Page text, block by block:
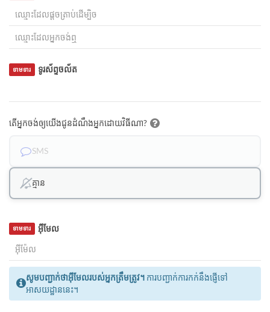
ទូរស័ព្ទចល័ត
ទាមទារ
តើអ្នកចង់ឲ្យយើងជូនដំណឹងអ្នកដោយវិធីណា?
SMS
គ្មាន
អ៊ីមែល
ទាមទារ
សូមបញ្ជាក់ថាអ៊ីមែលរបស់អ្នកត្រឹមត្រូវ។ ការបញ្ជាក់ការកក់នឹងផ្ញើទៅ
អាសយដ្ឋាននេះ។